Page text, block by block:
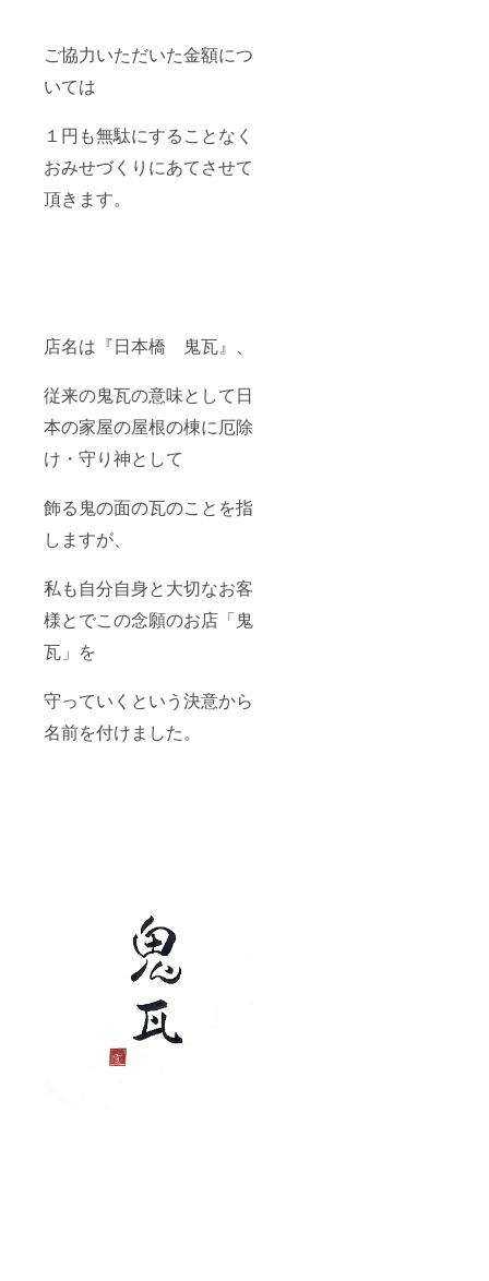
ご協力いただいた金額につ
いては
１円も無駄にすることなく
おみせづくりにあてさせて
頂きます。
店名は『日本橋 鬼瓦』、
従来の鬼瓦の意味として日
本の家屋の屋根の棟に厄除
け・守り神として
飾る鬼の面の瓦のことを指
しますが、
私も自分自身と大切なお客
様とでこの念願のお店「鬼
瓦」を
守っていくという決意から
名前を付けました。